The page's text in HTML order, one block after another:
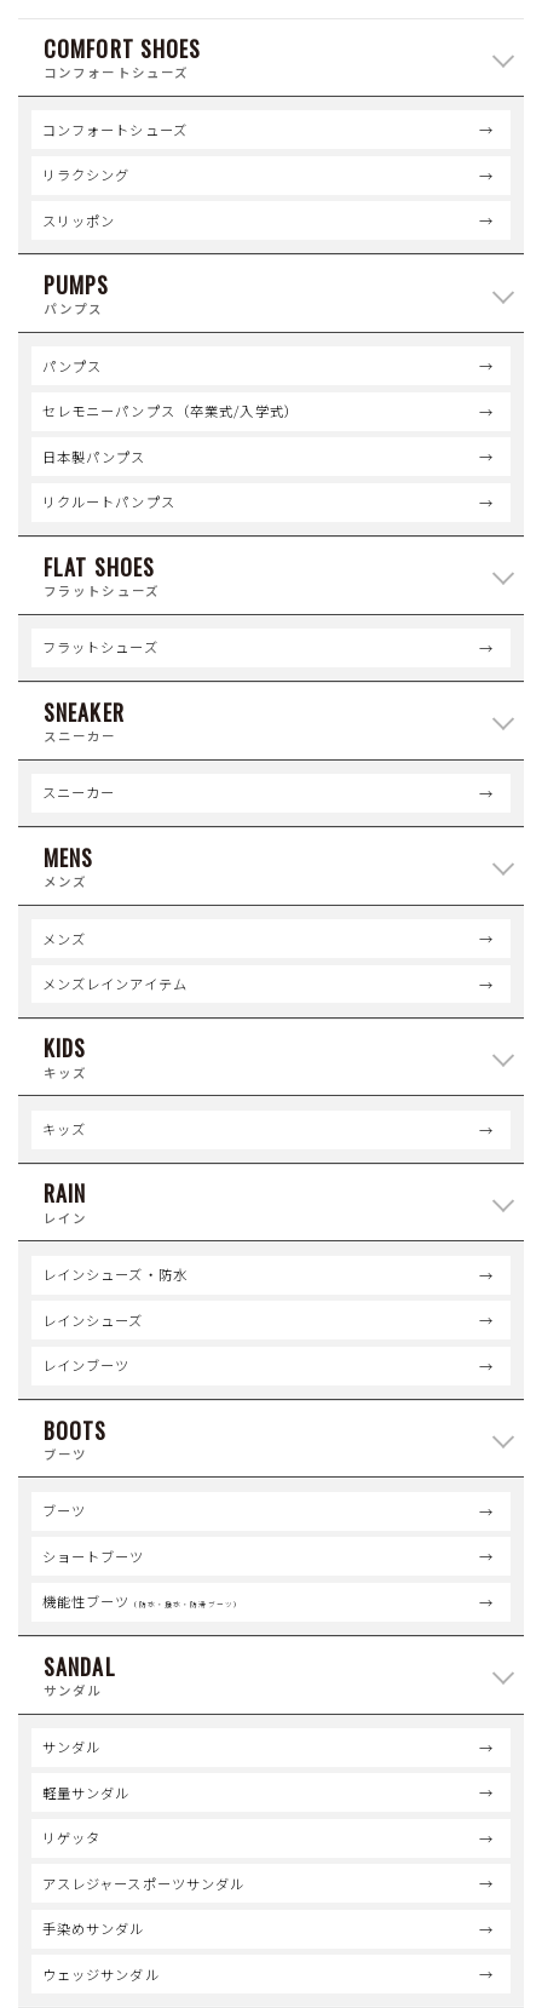
COMFORT SHOES
コンフォートシューズ
コンフォートシューズ
リラクシング
スリッポン
PUMPS
パンプス
パンプス
セレモニーパンプス（卒業式/入学式）
日本製パンプス
リクルートパンプス
FLAT SHOES
フラットシューズ
フラットシューズ
SNEAKER
スニーカー
スニーカー
MENS
メンズ
メンズ
メンズレインアイテム
KIDS
キッズ
キッズ
RAIN
レイン
レインシューズ・防水
レインシューズ
レインブーツ
BOOTS
ブーツ
ブーツ
ショートブーツ
機能性ブーツ （防水・撥水・防滑ブーツ）
SANDAL
サンダル
サンダル
軽量サンダル
リゲッタ
アスレジャースポーツサンダル
手染めサンダル
ウェッジサンダル